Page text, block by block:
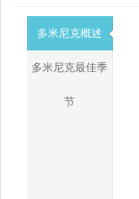
多米尼克概述
多米尼克最佳季
节